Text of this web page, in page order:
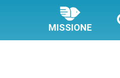
MISSIONE